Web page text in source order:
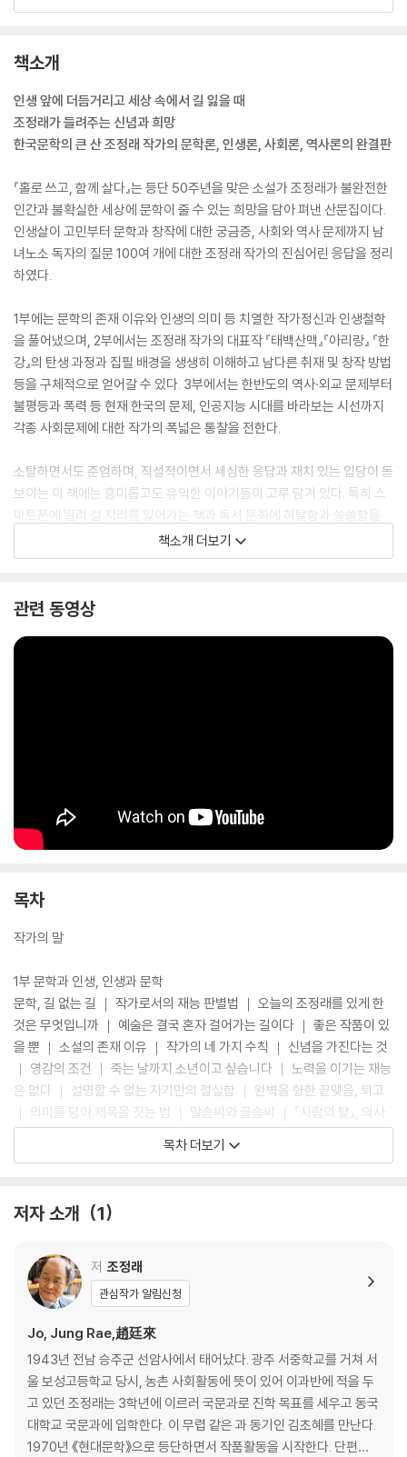
책소개
인생 앞에 더듬거리고 세상 속에서 길 잃을 때
조정래가 들려주는 신념과 희망
한국문학의 큰 산 조정래 작가의 문학론, 인생론, 사회론, 역사론의 완결판
『홀로 쓰고, 함께 살다』는 등단 50주년을 맞은 소설가 조정래가 불완전한
인간과 불확실한 세상에 문학이 줄 수 있는 희망을 담아 펴낸 산문집이다.
인생살이 고민부터 문학과 창작에 대한 궁금증, 사회와 역사 문제까지 남
녀노소 독자의 질문 100여 개에 대한 조정래 작가의 진심어린 응답을 정리
하였다.
1부에는 문학의 존재 이유와 인생의 의미 등 치열한 작가정신과 인생철학
을 풀어냈으며, 2부에서는 조정래 작가의 대표작 『태백산맥』『아리랑』 『한
강』의 탄생 과정과 집필 배경을 생생히 이해하고 남다른 취재 및 창작 방법
등을 구체적으로 얻어갈 수 있다. 3부에서는 한반도의 역사·외교 문제부터
불평등과 폭력 등 현재 한국의 문제, 인공지능 시대를 바라보는 시선까지
각종 사회문제에 대한 작가의 폭넓은 통찰을 전한다.
소탈하면서도 준엄하며, 직설적이면서 세심한 응답과 재치 있는 입담이 돋
보이는 이 책에는 흥미롭고도 유익한 이야기들이 고루 담겨 있다. 특히 스
마트폰에 밀려 설 자리를 잃어가는 책과 독서 문화에 허탈함과 쓸쓸함을
느끼지만, 작가는 절망하고 포기하지 않는다. 대신 초심을 지켜나가며 앞
으로 20년간 스마트폰보다 더 재미있는 이야기를 써내기 위해 결기를 다
물이 되기를 바라는 작가의 마음이 진하게 담겨 있다. 『황홀한 글감옥』 이
책소개 더보기
관련 동영상
목차
작가의 말
1부 문학과 인생, 인생과 문학
문학, 길 없는 길 ｜ 작가로서의 재능 판별법 ｜ 오늘의 조정래를 있게 한
것은 무엇입니까 ｜ 예술은 결국 혼자 걸어가는 길이다 ｜ 좋은 작품이 있
을 뿐 ｜ 소설의 존재 이유 ｜ 작가의 네 가지 수칙 ｜ 신념을 가진다는 것
｜ 영감의 조건 ｜ 죽는 날까지 소년이고 싶습니다 ｜ 노력을 이기는 재능
은 없다 ｜ 설명할 수 없는 자기만의 절실함 ｜ 완벽을 향한 끝맺음, 퇴고
｜ 의미를 담아 제목을 짓는 법 ｜ 말솜씨와 글솜씨 ｜ 『사람의 탈』, 역사
책으로도 다 하지 못한 이야기 ｜ 대하소설 작가의 체력 관리 ｜ 문학인생
의 훈장이 되어버린 직업병 ｜ 더 쓰지 못한 이유 ｜ 『천년의 질문』, 마지
설을 기다리며 ｜ 글 쓰기 참 잘했다 ｜ 언제나 새롭게, 다르게 ｜ 마음 쓰
｜ 작가의 능력은 ‘인물 창조’로 판가름난다 ｜ 내 문학을 관통하는 중심
가치관 ｜ ‘에피소드가 없는 게 에피소드인’ 작가 ｜ 예술에는 완벽이 없다
｜ 나도 매일 길을 잃는다 ｜ 집필 방식에 대하여 ｜ 작가에게 독자란 ｜
가장 행복했던 순간을 고른다면 ｜ 문학의 길을 후회한 적 없다 ｜ 작가,
그 첫걸음의 황홀 ｜ 조정래의 연애소설 ｜ 위인전을 쓰도록 해주십시오
｜ 40년 전의 결심 ｜ 대작에는 역사와 사회가 담겨 있다 ｜ 늦을수록 치
열하게 ｜ 소설가가 아닌 다른 인생을 산다면 ｜ 50대에 제2의 삶을 살 수
있다면 ｜ 쓰기만큼 치열한 읽기 ｜ 인생이란 무엇인가 ｜ 사는 동안 가장
어려운 것 세 가지 ｜ 성공한 인생이란 무엇인가 ｜ 세상의 시선에 일희일
목차 더보기
저자 소개 1
저 조정래
관심작가 알림신청
Jo, Jung Rae,趙廷來
1943년 전남 승주군 선암사에서 태어났다. 광주 서중학교를 거쳐 서
울 보성고등학교 당시, 농촌 사회활동에 뜻이 있어 이과반에 적을 두
고 있던 조정래는 3학년에 이르러 국문과로 진학 목표를 세우고 동국
대학교 국문과에 입학한다. 이 무렵 같은 과 동기인 김초혜를 만난다.
1970년 《현대문학》으로 등단하면서 작품활동을 시작한다. 단편집